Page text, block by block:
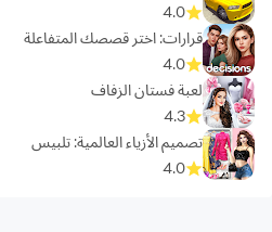
4.0
قرارات: اختر قصصك المتفاعلة
4.0
لعبة فستان الزفاف
4.3
تصميم الأزياء العالمية: تلبيس
4.0